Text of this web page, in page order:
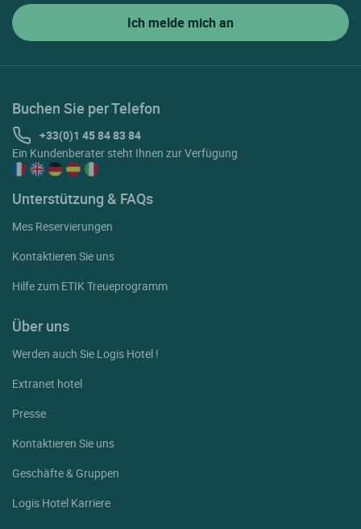
Buchen Sie per Telefon
+33(0)1 45 84 83 84
Ein Kundenberater steht Ihnen zur Verfügung
Unterstützung & FAQs
Mes Reservierungen
Kontaktieren Sie uns
Hilfe zum ETIK Treueprogramm
Über uns
Werden auch Sie Logis Hotel !
Extranet hotel
Presse
Kontaktieren Sie uns
Geschäfte & Gruppen
Logis Hotel Karriere